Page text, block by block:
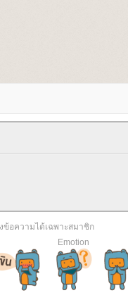
ข้อความได้เฉพาะสมาชิก
Emotion